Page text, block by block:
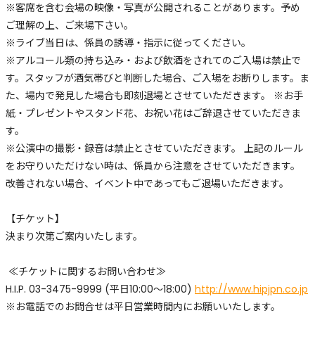
※客席を含む会場の映像・写真が公開されることがあります。予め
ご理解の上、ご来場下さい。
※ライブ当日は、係員の誘導・指示に従ってください。
※アルコール類の持ち込み・および飲酒をされてのご入場は禁止で
す。スタッフが酒気帯びと判断した場合、ご入場をお断りします。ま
た、場内で発見した場合も即刻退場とさせていただきます。 ※お手
紙・プレゼントやスタンド花、お祝い花はご辞退させていただきま
す。
※公演中の撮影・録音は禁止とさせていただきます。 上記のルール
をお守りいただけない時は、係員から注意をさせていただきます。
改善されない場合、イベント中であってもご退場いただきます。
【チケット】
決まり次第ご案内いたします。
≪チケットに関するお問い合わせ≫
H.I.P. 03-3475-9999 (平日10:00～18:00) http://www.hipjpn.co.jp
※お電話でのお問合せは平日営業時間内にお願いいたします。